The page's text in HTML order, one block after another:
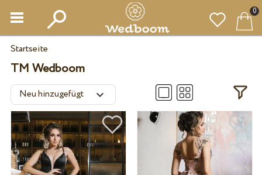
0
Startseite
TM Wedboom